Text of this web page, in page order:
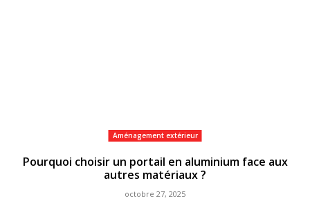
Aménagement extérieur
Pourquoi choisir un portail en aluminium face aux
autres matériaux ?
octobre 27, 2025